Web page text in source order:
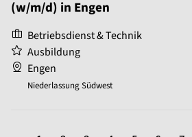
(w/m/d) in Engen
Betriebsdienst & Technik
Ausbildung
Engen
Niederlassung Südwest